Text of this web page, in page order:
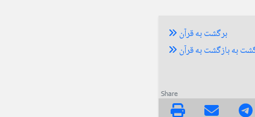
برگشت به قرآن
به بازگشت به قرآن
Share